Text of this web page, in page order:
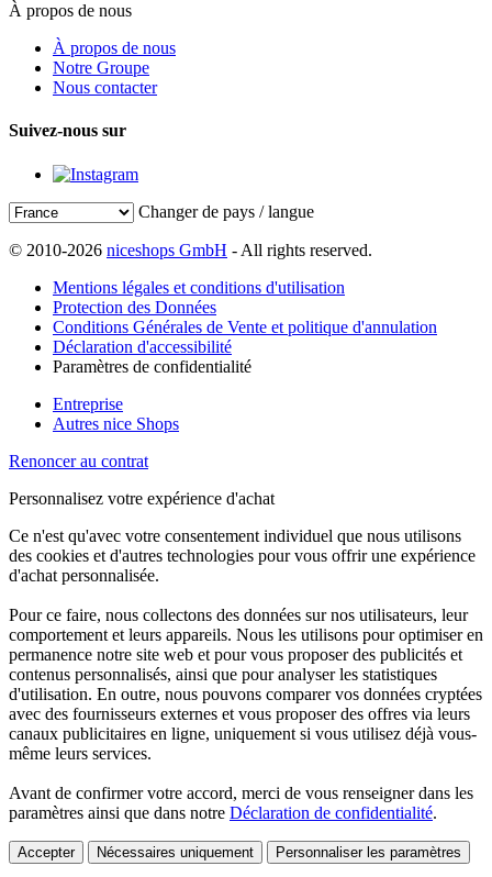
À propos de nous
À propos de nous
Notre Groupe
Nous contacter
Suivez-nous sur
Changer de pays / langue
© 2010-2026 niceshops GmbH - All rights reserved.
Mentions légales et conditions d'utilisation
Protection des Données
Conditions Générales de Vente et politique d'annulation
Déclaration d'accessibilité
Paramètres de confidentialité
Entreprise
Autres nice Shops
Renoncer au contrat
Personnalisez votre expérience d'achat
Ce n'est qu'avec votre consentement individuel que nous utilisons
des cookies et d'autres technologies pour vous offrir une expérience
d'achat personnalisée.
Pour ce faire, nous collectons des données sur nos utilisateurs, leur
comportement et leurs appareils. Nous les utilisons pour optimiser en
permanence notre site web et pour vous proposer des publicités et
contenus personnalisés, ainsi que pour analyser les statistiques
d'utilisation. En outre, nous pouvons comparer vos données cryptées
avec des fournisseurs externes et vous proposer des offres via leurs
canaux publicitaires en ligne, uniquement si vous utilisez déjà vous-
même leurs services.
Avant de confirmer votre accord, merci de vous renseigner dans les
paramètres ainsi que dans notre Déclaration de confidentialité.
Accepter Nécessaires uniquement Personnaliser les paramètres